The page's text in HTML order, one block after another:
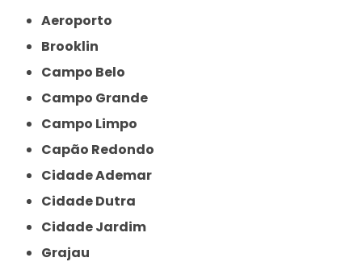
Aeroporto
Brooklin
Campo Belo
Campo Grande
Campo Limpo
Capão Redondo
Cidade Ademar
Cidade Dutra
Cidade Jardim
Grajau